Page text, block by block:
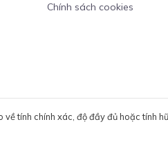
Chính sách cookies
tính chính xác, độ đầy đủ hoặc tính